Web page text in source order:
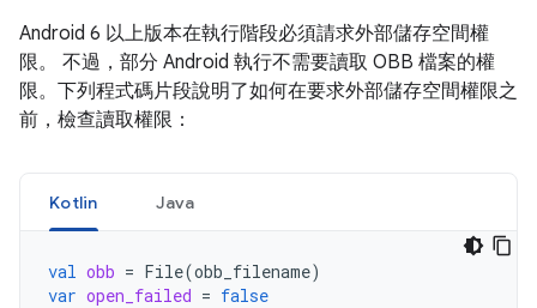
Android 6 以上版本在執行階段必須請求外部儲存空間權
限。 不過，部分 Android 執行不需要讀取 OBB 檔案的權
限。下列程式碼片段說明了如何在要求外部儲存空間權限之
前，檢查讀取權限：
Kotlin Java
val obb = File(obb_filename)
var open_failed = false